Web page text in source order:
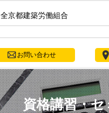
全京都建築労働組合
お問い合わせ
資格講習・セ